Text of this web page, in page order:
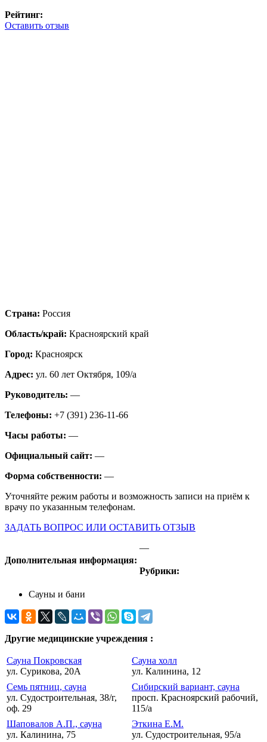
Рейтинг:
Оставить отзыв
Страна: Россия
Область/край: Красноярский край
Город: Красноярск
Адрес: ул. 60 лет Октября, 109/а
Руководитель: —
Телефоны: +7 (391) 236-11-66
Часы работы: —
Официальный сайт: —
Форма собственности: —
Уточняйте режим работы и возможность записи на приём к
врачу по указанным телефонам.
ЗАДАТЬ ВОПРОС ИЛИ ОСТАВИТЬ ОТЗЫВ
Дополнительная информация:
—
Рубрики:
Сауны и бани
Другие медицинские учреждения :
Сауна Покровская
ул. Сурикова, 20А
Сауна холл
ул. Калинина, 12
Семь пятниц, сауна
ул. Судостроительная, 38/г,
оф. 29
Сибирский вариант, сауна
просп. Красноярский рабочий,
115/а
Шаповалов А.П., сауна
ул. Калинина, 75
Эткина Е.М.
ул. Судостроительная, 95/а